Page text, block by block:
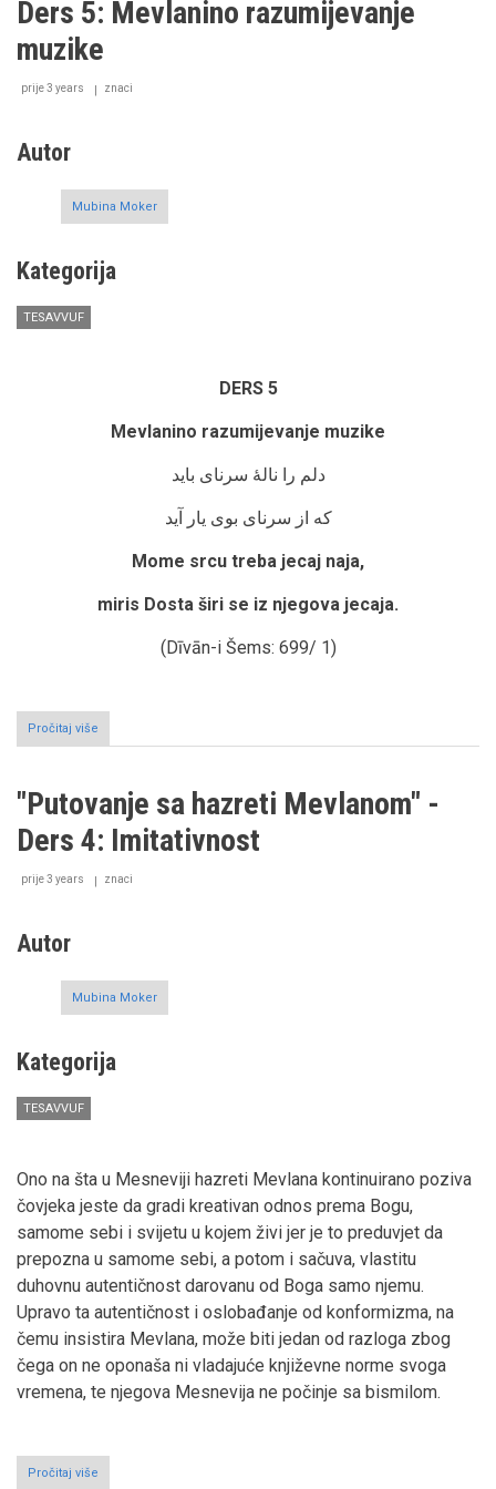
Ders
O
vanjske
Ders 5: Mevlanino razumijevanje
muzike
prije 3 years znaci
Autor
Mubina Moker
Kategorija
TESAVVUF
DERS 5
Mevlanino razumijevanje muzike
دلم را نالۀ سرنای باید
که از سرنای بوی یار آید
Mome srcu treba jecaj naja,
miris Dosta širi se iz njegova jecaja.
(Dīvān-i Šems: 699/ 1)
Pročitaj više
"Putovanje
Mevlanom"
Ders
Mevlanino
"Putovanje sa hazreti Mevlanom" -
Ders 4: Imitativnost
prije 3 years znaci
Autor
Mubina Moker
Kategorija
TESAVVUF
Ono na šta u Mesneviji hazreti Mevlana kontinuirano poziva
čovjeka jeste da gradi kreativan odnos prema Bogu,
samome sebi i svijetu u kojem živi jer je to preduvjet da
prepozna u samome sebi, a potom i sačuva, vlastitu
duhovnu autentičnost darovanu od Boga samo njemu.
Upravo ta autentičnost i oslobađanje od konformizma, na
čemu insistira Mevlana, može biti jedan od razloga zbog
čega on ne oponaša ni vladajuće književne norme svoga
vremena, te njegova Mesnevija ne počinje sa bismilom.
Pročitaj više